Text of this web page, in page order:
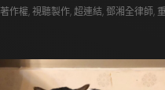
著作權,視聽製作,超連結, 鄧湘全律師,